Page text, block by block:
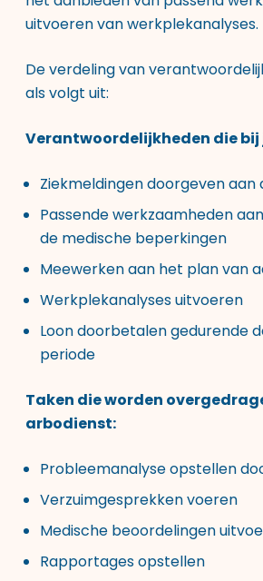
uitvoeren van werkplekanalyses.
De verdeling van
als volgt uit:
Verantwoordelijkheden die bij
Ziekmeldingen doorgeven aan
Passende werkzaamheden
de medische beperkingen
Meewerken aan het plan van
Werkplekanalyses uitvoeren
Loon doorbetalen gedurende
periode
Taken die worden
arbodienst:
Probleemanalyse opstellen
Verzuimgesprekken voeren
Medische beoordelingen
Rapportages opstellen